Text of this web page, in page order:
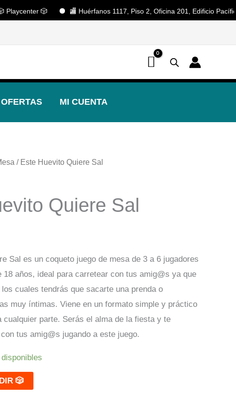
🎲 🏬 Huérfanos 1117, Piso 2, Oficina 201, Edificio Pacífico.
OFERTAS MI CUENTA
/ Este Huevito Quiere Sal
Quiere Sal
Sal es un coqueto juego de mesa de 3 a 6 jugadores
18 años, ideal para carretear con tus amig@s ya que
cuales tendrás que sacarte una prenda o
muy íntimas. Viene en un formato simple y práctico
cualquier parte. Serás el alma de la fiesta y te
tus amig@s jugando a este juego.
AÑADIR 🎲
📢 ¡OFERTAS! 🔥